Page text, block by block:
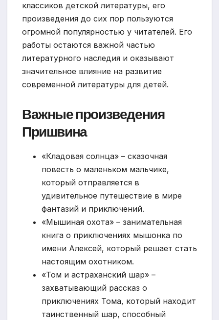
классиков детской литературы, его
произведения до сих пор пользуются
огромной популярностью у читателей. Его
работы остаются важной частью
литературного наследия и оказывают
значительное влияние на развитие
современной литературы для детей.
Важные произведения
Пришвина
«Кладовая солнца» – сказочная
повесть о маленьком мальчике,
который отправляется в
удивительное путешествие в мире
фантазий и приключений.
«Мышиная охота» – занимательная
книга о приключениях мышонка по
имени Алексей, который решает стать
настоящим охотником.
«Том и астраханский шар» –
захватывающий рассказ о
приключениях Тома, который находит
таинственный шар, способный